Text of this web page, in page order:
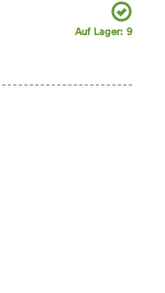
Auf Lager: 9